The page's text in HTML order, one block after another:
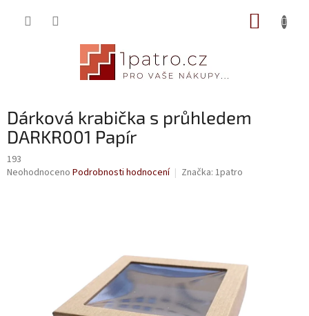
Dárková krabička s průhledem
DARKR001 Papír
193
Průměrné
Neohodnoceno Podrobnosti hodnocení Značka: 1patro